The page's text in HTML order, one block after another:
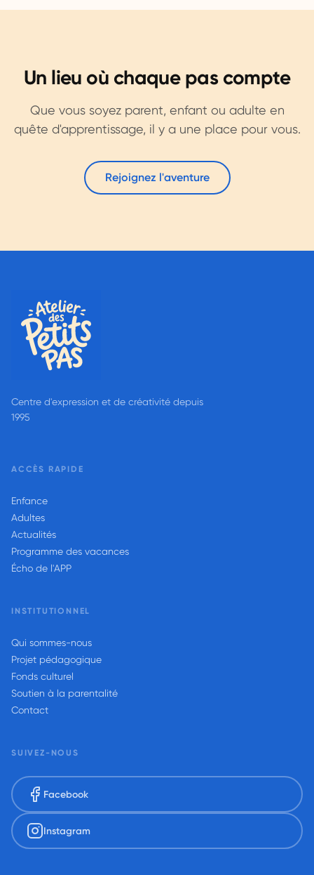
Un lieu où chaque pas compte
Que vous soyez parent, enfant ou adulte en
quête d'apprentissage, il y a une place pour vous.
Rejoignez l'aventure
Centre d'expression et de créativité depuis
1995
ACCÈS RAPIDE
Enfance
Adultes
Actualités
Programme des vacances
Écho de l'APP
INSTITUTIONNEL
Qui sommes-nous
Projet pédagogique
Fonds culturel
Soutien à la parentalité
Contact
SUIVEZ-NOUS
Facebook
Instagram